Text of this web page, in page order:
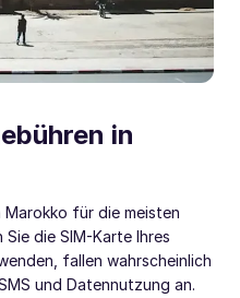
in
für die meisten
die SIM-Karte Ihres
fallen wahrscheinlich
und Datennutzung an.